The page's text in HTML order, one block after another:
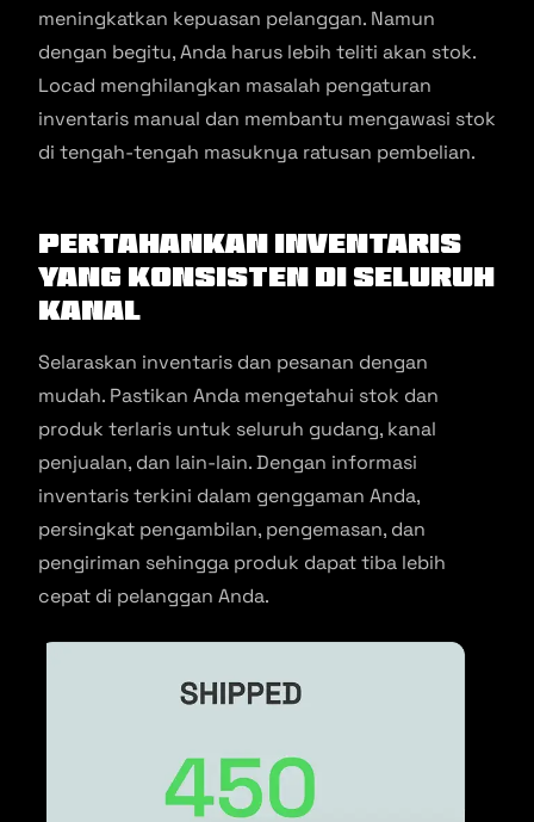
meningkatkan kepuasan pelanggan. Namun
dengan begitu, Anda harus lebih teliti akan stok.
Locad menghilangkan masalah pengaturan
inventaris manual dan membantu mengawasi stok
di tengah-tengah masuknya ratusan pembelian.
Pertahankan inventaris
yang konsisten di seluruh
kanal
Selaraskan inventaris dan pesanan dengan
mudah. Pastikan Anda mengetahui stok dan
produk terlaris untuk seluruh gudang, kanal
penjualan, dan lain-lain. Dengan informasi
inventaris terkini dalam genggaman Anda,
persingkat pengambilan, pengemasan, dan
pengiriman sehingga produk dapat tiba lebih
cepat di pelanggan Anda.